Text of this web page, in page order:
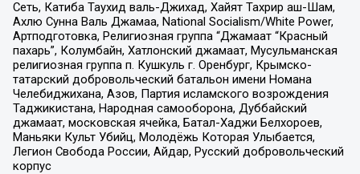
Сеть, Катиба Таухид валь-Джихад, Хайят Тахрир аш-Шам,
Ахлю Сунна Валь Джамаа, National Socialism/White Power,
Артподготовка, Религиозная группа “Джамаат “Красный
пахарь”, Колумбайн, Хатлонский джамаат, Мусульманская
религиозная группа п. Кушкуль г. Оренбург, Крымско-
татарский добровольческий батальон имени Номана
Челебиджихана, Азов, Партия исламского возрождения
Таджикистана, Народная самооборона, Дуббайский
джамаат, московская ячейка, Батал-Хаджи Белхороев,
Маньяки Культ Убийц, Молодёжь Которая Улыбается,
Легион Свобода России, Айдар, Русский добровольческий
корпус